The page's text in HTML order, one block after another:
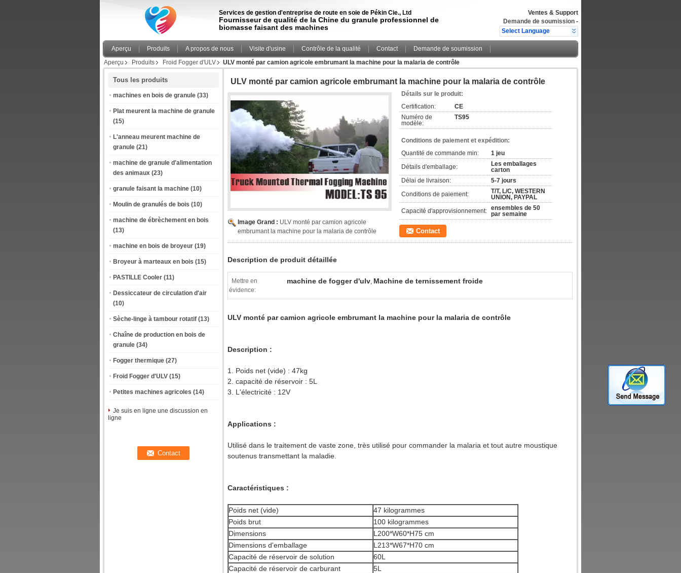
Services de gestion d'entreprise de route en soie de Pékin Cie., Ltd
Fournisseur de qualité de la Chine du granule professionnel de
biomasse faisant des machines
Ventes & Support
Demande de soumission -
Select Language
Aperçu Produits A propos de nous Visite d'usine Contrôle de la qualité Contact
Demande de soumission
Aperçu
Produits Froid Fogger d'ULV ULV monté par camion agricole embrumant la machine pour la malaria de contrôle
Tous les produits
machines en bois de granule (33)
Plat meurent la machine de granule
(15)
L'anneau meurent machine de
granule (21)
machine de granule d'alimentation
des animaux (23)
granule faisant la machine (10)
Moulin de granulés de bois (10)
machine de ébrèchement en bois
(13)
machine en bois de broyeur (19)
Broyeur à marteaux en bois (15)
PASTILLE Cooler (11)
Dessiccateur de circulation d'air
(10)
Sèche-linge à tambour rotatif (13)
Chaîne de production en bois de
granule (34)
Fogger thermique (27)
Froid Fogger d'ULV (15)
Petites machines agricoles (14)
Je suis en ligne une discussion en
ligne
ULV monté par camion agricole embrumant la machine pour la malaria de contrôle
Image Grand : ULV monté par camion agricole
embrumant la machine pour la malaria de contrôle
Détails sur le produit:
Certification:
CE
Numéro de
modèle:
TS95
Conditions de paiement et expédition:
Quantité de commande min:
1 jeu
Détails d'emballage:
Les emballages
carton
Délai de livraison:
5-7 jours
Conditions de paiement:
T/T, L/C, WESTERN
UNION, PAYPAL
Capacité d'approvisionnement: ensembles de 50
par semaine
Contact
Description de produit détaillée
Mettre en
évidence:
machine de fogger d'ulv, Machine de ternissement froide
ULV monté par camion agricole embrumant la machine pour la malaria de contrôle
Description :
1. Poids net (vide) : 47kg
2. capacité de réservoir : 5L
3. L'électricité : 12V
Applications :
Utilisé dans le traitement de vaste zone, très utilisé pour commander la malaria et tout autre moustique
soutenus transmettant la maladie.
Caractéristiques :
Poids net (vide)
47 kilogrammes
Poids brut
100 kilogrammes
Dimensions
L200*W60*H75 cm
Dimensions d'emballage
L213*W67*H70 cm
Capacité de réservoir de solution
60L
Capacité de réservoir de carburant
5L